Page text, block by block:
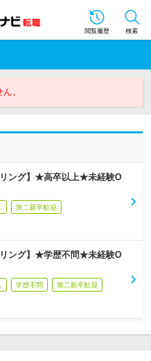
閲覧履歴 検索
。
ング】★高卒以上★未経験O
第二新卒歓迎
ング】★学歴不問★未経験O
学歴不問 第二新卒歓迎